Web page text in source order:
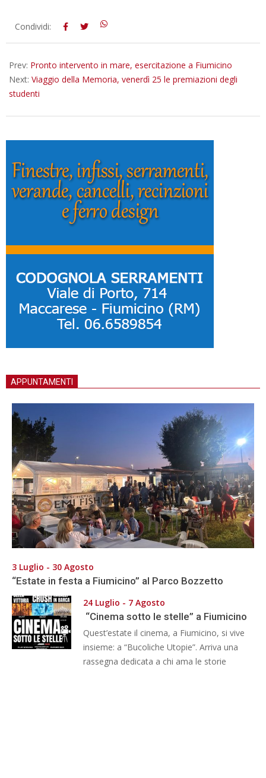
2018-
Condividi:
Prev: Pronto intervento in mare, esercitazione a Fiumicino
Next: Viaggio della Memoria, venerdì 25 le premiazioni degli
studenti
APPUNTAMENTI
3 Luglio - 30 Agosto
“Estate in festa a Fiumicino” al Parco Bozzetto
24 Luglio - 7 Agosto
“Cinema sotto le stelle” a Fiumicino
Quest’estate il cinema, a Fiumicino, si vive
insieme: a “Bucoliche Utopie”. Arriva una
rassegna dedicata a chi ama le storie